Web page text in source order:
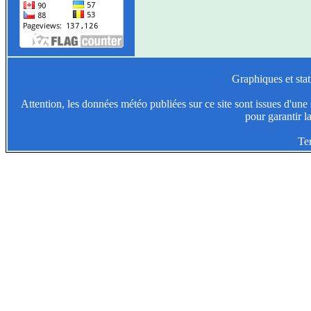
Graphiques et
Attention, les données météo publiées sur ce site sont issues
pour garantir